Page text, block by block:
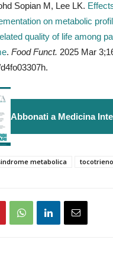
Sopian M, Lee LK.
on metabolic
quality of life among
. Food Funct. 2025 Mar
Abbonati a Medicina
metabolica